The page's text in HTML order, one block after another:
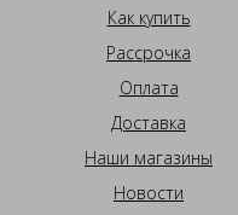
Как купить
Рассрочка
Оплата
Доставка
Наши магазины
Новости